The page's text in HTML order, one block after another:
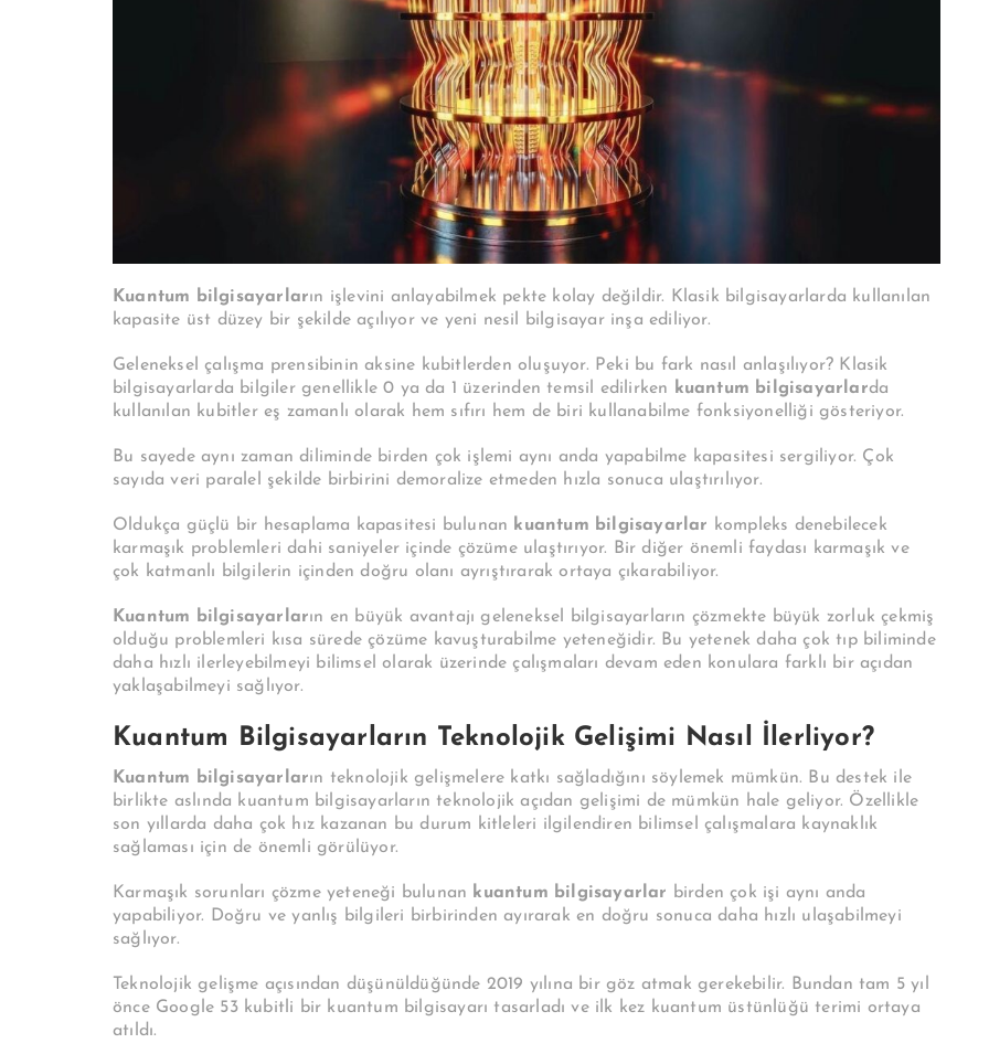
Kuantum bilgisayarların işlevini anlayabilmek pekte kolay değildir. Klasik bilgisayarlarda kullanılan
kapasite üst düzey bir şekilde açılıyor ve yeni nesil bilgisayar inşa ediliyor.
Geleneksel çalışma prensibinin aksine kubitlerden oluşuyor. Peki bu fark nasıl anlaşılıyor? Klasik
bilgisayarlarda bilgiler genellikle 0 ya da 1 üzerinden temsil edilirken
kuantum bilgisayarlarda
kullanılan kubitler eş zamanlı olarak hem sıfırı hem de biri kullanabilme fonksiyonelliği gösteriyor.
Bu sayede aynı zaman diliminde birden çok işlemi aynı anda yapabilme kapasitesi sergiliyor. Çok
sayıda veri paralel şekilde birbirini demoralize etmeden hızla sonuca ulaştırılıyor.
Oldukça güçlü bir hesaplama kapasitesi bulunan kuantum bilgisayarlar
kompleks denebilecek
karmaşık problemleri dahi saniyeler içinde çözüme ulaştırıyor. Bir diğer önemli faydası karmaşık ve
çok katmanlı bilgilerin içinden doğru olanı ayrıştırarak ortaya çıkarabiliyor.
Kuantum bilgisayarların en büyük avantajı geleneksel bilgisayarların çözmekte büyük zorluk çekmiş
olduğu problemleri kısa sürede çözüme kavuşturabilme yeteneğidir. Bu yetenek daha çok tıp biliminde
daha hızlı ilerleyebilmeyi bilimsel olarak üzerinde çalışmaları devam eden konulara farklı bir açıdan
yaklaşabilmeyi sağlıyor.
Kuantum Bilgisayarların Teknolojik Gelişimi Nasıl İlerliyor?
Kuantum bilgisayarların teknolojik gelişmelere katkı sağladığını söylemek mümkün. Bu destek ile
birlikte aslında kuantum bilgisayarların teknolojik açıdan gelişimi de mümkün hale geliyor. Özellikle
son yıllarda daha çok hız kazanan bu durum kitleleri ilgilendiren bilimsel çalışmalara kaynaklık
sağlaması için de önemli görülüyor.
Karmaşık sorunları çözme yeteneği bulunan kuantum bilgisayarlar
birden çok işi aynı anda
yapabiliyor. Doğru ve yanlış bilgileri birbirinden ayırarak en doğru sonuca daha hızlı ulaşabilmeyi
sağlıyor.
Teknolojik gelişme açısından düşünüldüğünde 2019 yılına bir göz atmak gerekebilir. Bundan tam 5 yıl
önce Google 53 kubitli bir kuantum bilgisayarı tasarladı ve ilk kez kuantum üstünlüğü terimi ortaya
atıldı.